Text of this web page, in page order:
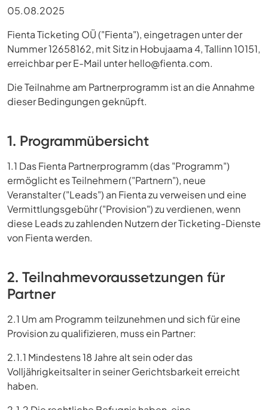
05.08.2025
Fienta Ticketing OÜ ("Fienta"), eingetragen unter der
Nummer 12658162, mit Sitz in Hobujaama 4, Tallinn 10151,
erreichbar per E-Mail unterhello@fienta.com.
Die Teilnahme am Partnerprogramm ist an die Annahme
dieser Bedingungen geknüpft.
1. Programmübersicht
1.1 Das Fienta Partnerprogramm (das "Programm")
ermöglicht es Teilnehmern ("Partnern"), neue
Veranstalter ("Leads") an Fienta zu verweisen und eine
Vermittlungsgebühr ("Provision") zu verdienen, wenn
diese Leads zu zahlenden Nutzern der Ticketing-Dienste
von Fienta werden.
2. Teilnahmevoraussetzungen für
Partner
2.1 Um am Programm teilzunehmen und sich für eine
Provision zu qualifizieren, muss ein Partner:
2.1.1 Mindestens 18 Jahre alt sein oder das
Volljährigkeitsalter in seiner Gerichtsbarkeit erreicht
haben.